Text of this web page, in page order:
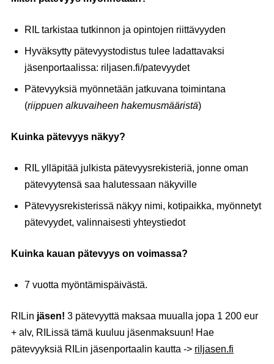
RIL tarkistaa tutkinnon ja opintojen riittävyyden
Hyväksytty pätevyystodistus tulee ladattavaksi
jäsenportaalissa: riljasen.fi/patevyydet
Pätevyyksiä myönnetään jatkuvana toimintana
(riippuen alkuvaiheen hakemusmääristä)
Kuinka pätevyys näkyy?
RIL ylläpitää julkista pätevyysrekisteriä, jonne oman
pätevyytensä saa halutessaan näkyville
Pätevyysrekisterissä näkyy nimi, kotipaikka, myönnetyt
pätevyydet, valinnaisesti yhteystiedot
Kuinka kauan pätevyys on voimassa?
7 vuotta myöntämispäivästä.
RILin jäsen! 3 pätevyyttä maksaa muualla jopa 1 200 eur
+ alv, RILissä tämä kuuluu jäsenmaksuun! Hae
pätevyyksiä RILin jäsenportaalin kautta -> riljasen.fi